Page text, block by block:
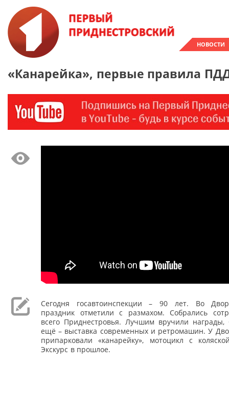
НОВОСТИ
«Канарейка», первые правила
Сегодня госавтоинспекции – 90 лет. Во
праздник отметили с размахом. Собрались
всего Приднестровья. Лучшим вручили
ещё – выставка современных и ретромашин. У
припарковали «канарейку», мотоцикл с
Экскурс в прошлое.